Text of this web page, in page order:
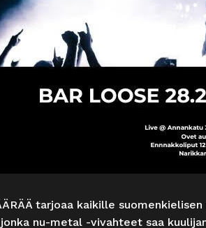
tarjoaa kaikille
nu-metal -vivahteet saa